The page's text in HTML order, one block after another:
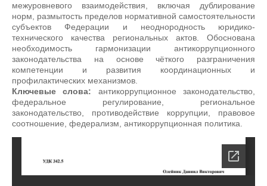
межуровневого взаимодействия, включая дублирование
норм, размытость пределов нормативной самостоятельности
субъектов Федерации и неоднородность юридико-
технического качества региональных актов. Обоснована
необходимость гармонизации антикоррупционного
законодательства на основе чёткого разграничения
компетенции и развития координационных и
профилактических механизмов.
Ключевые слова: антикоррупционное законодательство,
федеральное регулирование, региональное
законодательство, противодействие коррупции, правовое
соотношение, федерализм, антикоррупционная политика.